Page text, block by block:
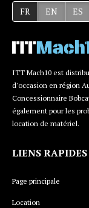
FR EN ES
ITT Mach10 est
d'occasion en région
Concessionnaire
également pour les
location de matériel.
LIENS RAPIDES
Page principale
Location